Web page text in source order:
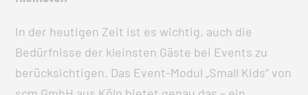
In der heutigen Zeit ist es wichtig, auch die
Bedürfnisse der kleinsten Gäste bei Events zu
berücksichtigen. Das Event-Modul „Small Kids“ von